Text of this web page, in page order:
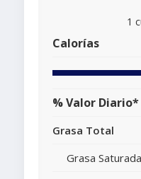
1
Calorías
% Valor Diario*
Grasa Total
Grasa Saturada